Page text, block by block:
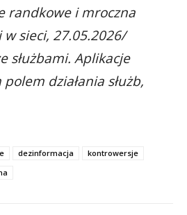
randkowe i mroczna
sieci, 27.05.2026/
służbami. Aplikacje
działania służb,
dezinformacja
kontrowersje